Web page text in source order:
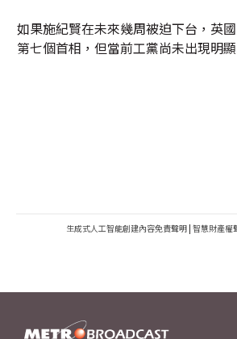
如果施紀賢在未來幾周被迫下台，英
第七個首相，但當前工黨尚未出現明
生成式人工智能創建內容免責聲明 | 智慧財產權